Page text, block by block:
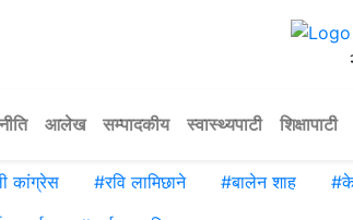
आलेख सम्पादकीय स्वास्थ्यपाटी शिक्षापाटी
कांग्रेस #रवि लामिछाने #बालेन शाह #